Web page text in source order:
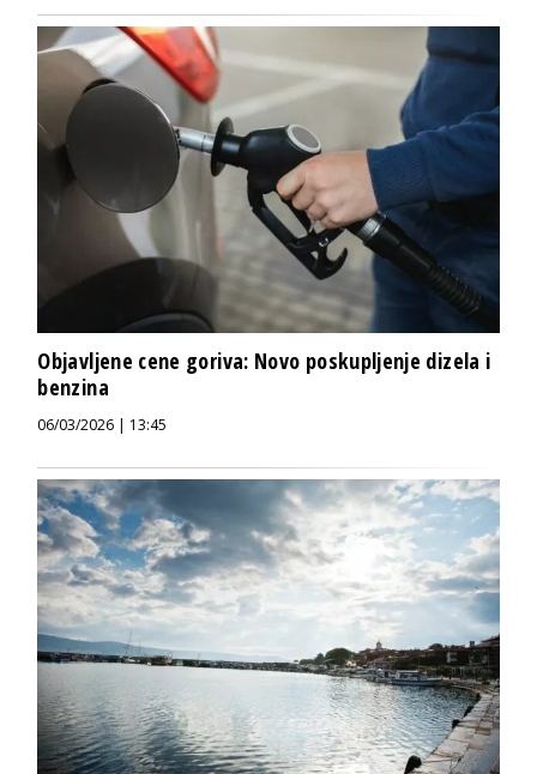
Objavljene cene goriva: Novo poskupljenje dizela i
benzina
06/03/2026 | 13:45